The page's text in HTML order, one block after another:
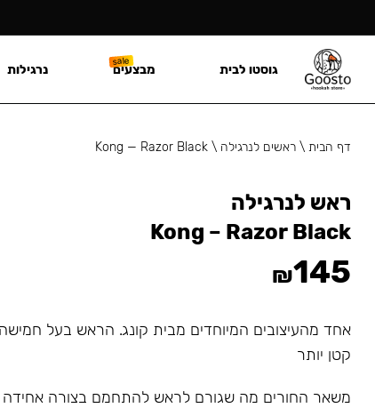
דף הבית\ ראשים לנרגילה \
Kong — Razor Black
ראש לנרגילה
Kong – Razor Black
₪145
אחד מהעיצובים המיוחדים מבית קונג. הראש בעל
קטן יותר
משאר החורים מה שגורם לראש להתחמם בצורה
גוסטו לבית מבצעים נרגילות